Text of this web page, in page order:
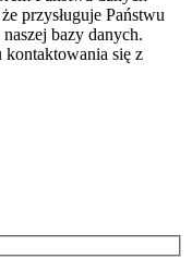
przysługuje Państwu
bazy danych.
kontaktowania się z